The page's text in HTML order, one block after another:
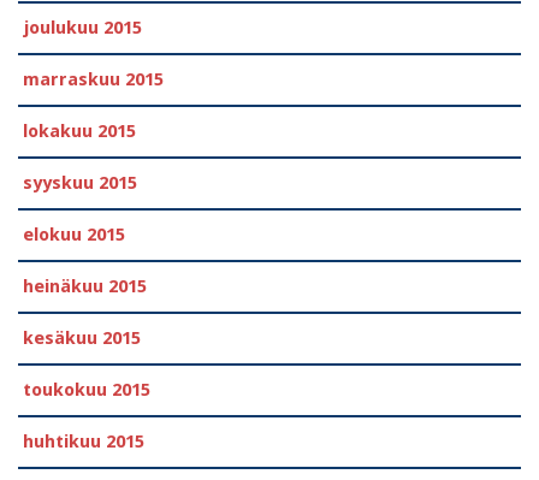
joulukuu 2015
marraskuu 2015
lokakuu 2015
syyskuu 2015
elokuu 2015
heinäkuu 2015
kesäkuu 2015
toukokuu 2015
huhtikuu 2015